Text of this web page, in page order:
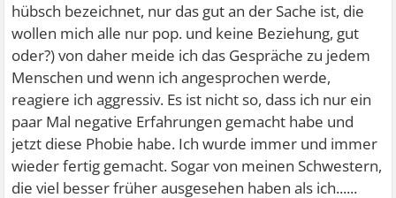
hübsch bezeichnet, nur das gut an der Sache ist, die
wollen mich alle nur pop. und keine Beziehung, gut
oder?) von daher meide ich das Gespräche zu jedem
Menschen und wenn ich angesprochen werde,
reagiere ich aggressiv. Es ist nicht so, dass ich nur ein
paar Mal negative Erfahrungen gemacht habe und
jetzt diese Phobie habe. Ich wurde immer und immer
wieder fertig gemacht. Sogar von meinen Schwestern,
die viel besser früher ausgesehen haben als ich......